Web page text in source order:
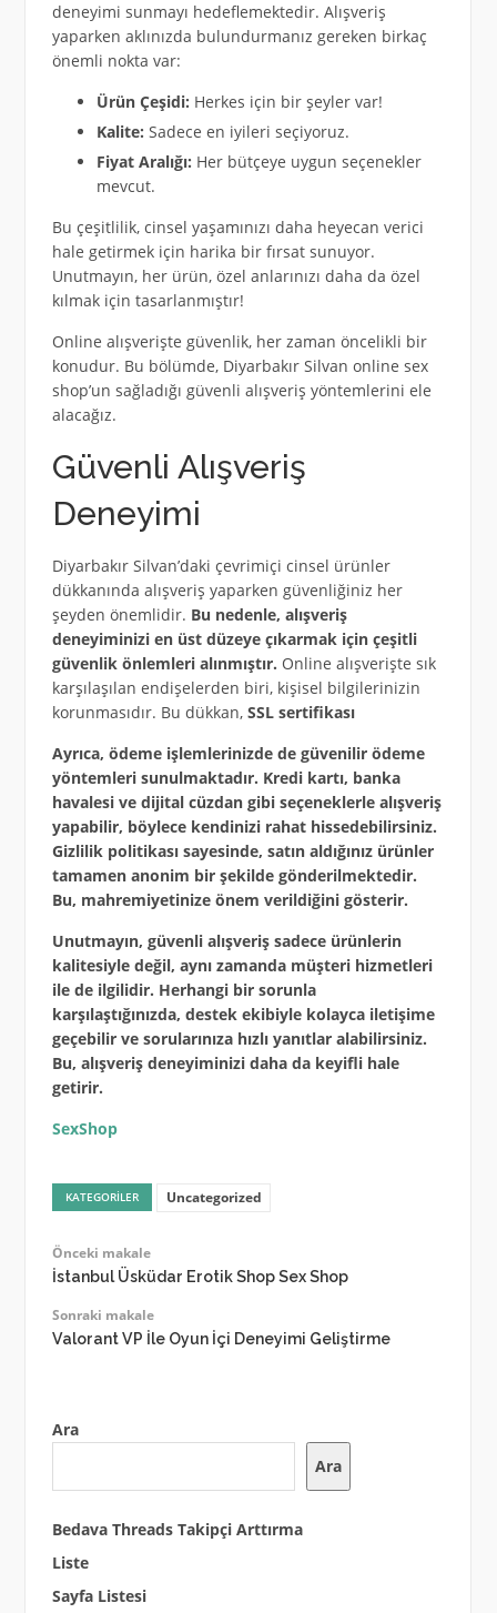
deneyimi sunmayı hedeflemektedir. Alışveriş
yaparken aklınızda bulundurmanız gereken birkaç
önemli nokta var:
Ürün Çeşidi: Herkes için bir şeyler var!
Kalite: Sadece en iyileri seçiyoruz.
Fiyat Aralığı: Her bütçeye uygun seçenekler
mevcut.
Bu çeşitlilik, cinsel yaşamınızı daha heyecan verici
hale getirmek için harika bir fırsat sunuyor.
Unutmayın, her ürün, özel anlarınızı daha da özel
kılmak için tasarlanmıştır!
Online alışverişte güvenlik, her zaman öncelikli bir
konudur. Bu bölümde, Diyarbakır Silvan online sex
shop’un sağladığı güvenli alışveriş yöntemlerini ele
alacağız.
Güvenli Alışveriş
Deneyimi
Diyarbakır Silvan’daki çevrimiçi cinsel ürünler
dükkanında alışveriş yaparken güvenliğiniz her
şeyden önemlidir. Bu nedenle, alışveriş
deneyiminizi en üst düzeye çıkarmak için çeşitli
güvenlik önlemleri alınmıştır. Online alışverişte sık
karşılaşılan endişelerden biri, kişisel bilgilerinizin
korunmasıdır. Bu dükkan, SSL sertifikası
Ayrıca, ödeme işlemlerinizde de güvenilir ödeme
yöntemlerisunulmaktadır. Kredi kartı, banka
havalesi ve dijital cüzdan gibi seçeneklerle alışveriş
yapabilir, böylece kendinizi rahat hissedebilirsiniz.
Gizlilik politikasısayesinde, satın aldığınız ürünler
tamamen anonim bir şekilde gönderilmektedir.
Bu, mahremiyetinize önem verildiğini gösterir.
Unutmayın, güvenli alışveriş sadece ürünlerin
kalitesiyle değil, aynı zamanda müşteri hizmetleri
ile de ilgilidir. Herhangi bir sorunla
karşılaştığınızda, destek ekibiyle kolayca iletişime
geçebilir ve sorularınıza hızlı yanıtlar alabilirsiniz.
Bu, alışveriş deneyiminizi daha da keyifli hale
getirir.
SexShop
KATEGORILER Uncategorized
Önceki makale
İstanbul Üsküdar Erotik Shop Sex Shop
Sonraki makale
Valorant VP İle Oyun İçi Deneyimi Geliştirme
Ara
Ara
Bedava Threads Takipçi Arttırma
Liste
Sayfa Listesi